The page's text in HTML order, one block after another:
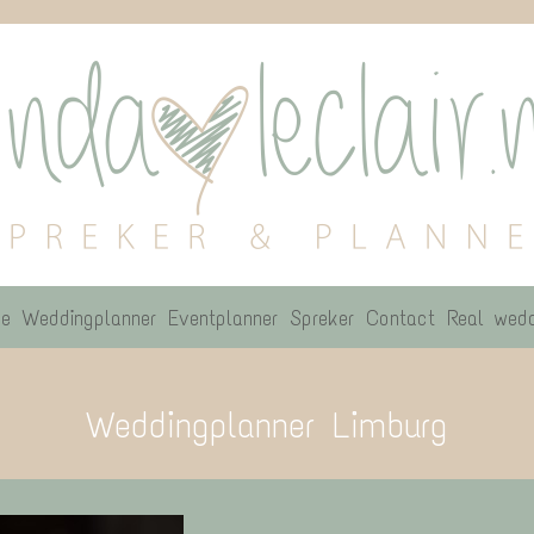
Weddingplanner Eventplanner Spreker Contact Real
Weddingplanner Limburg